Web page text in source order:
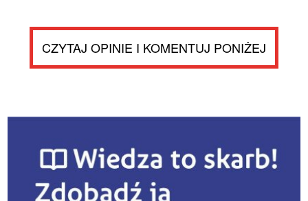
CZYTAJ OPINIE I KOMENTUJ PONIŻEJ